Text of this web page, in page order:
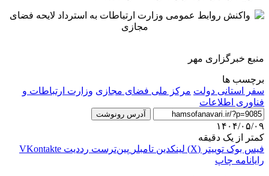
منبع خبرگزاری مهر
برچسب ها
سفر استانی دولت مرکز ملی فضای مجازی وزارت ارتباطات و
فناوری اطلاعات
آدرس رونوشت
۱۴۰۴/۰۵/۰۹
کمتر از یک دقیقه
فیس بوک توییتر (X) لینکدین ‫تامبلر ‫پین‌ترست ‫رددیت ‫VKontakte
رایانامه چاپ